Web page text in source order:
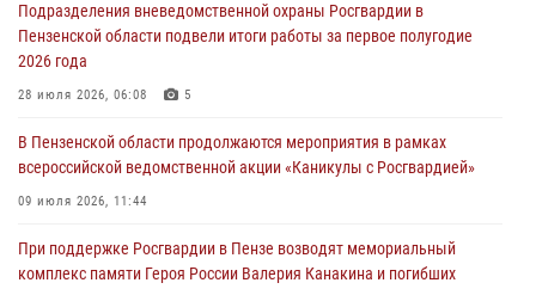
05 августа 2026, 04:00
В Пензе при силовой поддержке Росгвардии пресечена
деятельность ОПГ, маскировавшейся под реабилитационный центр
В Управлении Росгвардии по Пензенской области подвели итоги
04 августа 2026, 06:08
Подразделения вневедомственной охраны Росгвардии в
Пензенской области подвели итоги работы за первое полугодие
2026 года
28 июля 2026, 06:08 5
В Пензенской области продолжаются мероприятия в рамках
всероссийской ведомственной акции «Каникулы с Росгвардией»
09 июля 2026, 11:44
При поддержке Росгвардии в Пензе возводят мемориальный
комплекс памяти Героя России Валерия Канакина и погибших